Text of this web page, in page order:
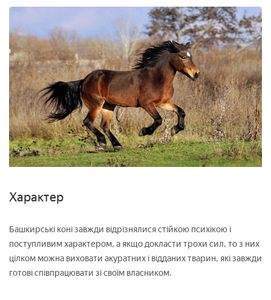
Характер
Башкирські коні завжди відрізнялися стійкою психікою і
поступливим характером, а якщо докласти трохи сил, то з них
цілком можна виховати акуратних і відданих тварин, які завжди
готові співпрацювати зі своїм власником.